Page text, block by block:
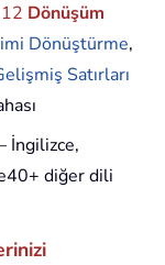
12 Dönüşüm
Dönüştürme,
Satırları
İngilizce,
diğer dili